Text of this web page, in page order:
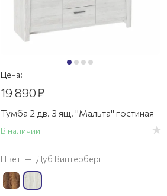
Цена:
19 890₽
Тумба 2 дв. 3 ящ. "Мальта" гостиная
В наличии
Цвет — Дуб Винтерберг